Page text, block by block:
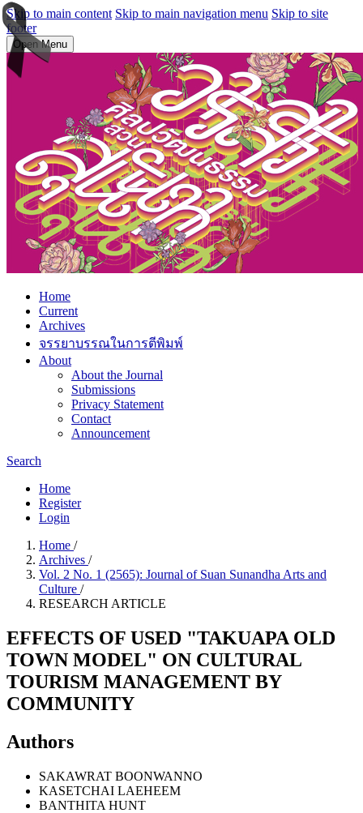
Skip to main content Skip to main navigation menu Skip to site
footer
Open Menu
Home
Current
Archives
จรรยาบรรณในการตีพิมพ์
About
About the Journal
Submissions
Privacy Statement
Contact
Announcement
Search
Home
Register
Login
Home /
Archives /
Vol. 2 No. 1 (2565): Journal of Suan Sunandha Arts and
Culture /
RESEARCH ARTICLE
EFFECTS OF USED "TAKUAPA OLD
TOWN MODEL" ON CULTURAL
TOURISM MANAGEMENT BY
COMMUNITY
Authors
SAKAWRAT BOONWANNO
KASETCHAI LAEHEEM
BANTHITA HUNT